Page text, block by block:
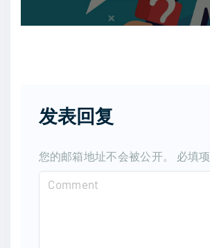
发表回复
您的邮箱地址不会被公开。 必填